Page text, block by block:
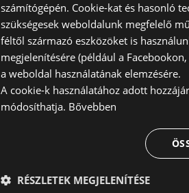
számítógépén. Cookie-kat és hasonló
szükségesek weboldalunk megfelelő
féltől származó eszközöket is
megjelenítésére (például a
a weboldal használatának elemzésére.
A cookie-k használatához adott
módosíthatja. Bővebben
RÉSZLETEK MEGJELENÍTÉSE